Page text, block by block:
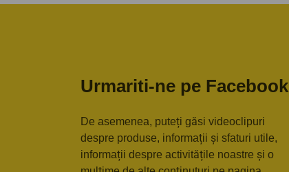
Urmariti-ne pe Facebook
De asemenea, puteți găsi videoclipuri
despre produse, informații și sfaturi utile,
informații despre activitățile noastre și o